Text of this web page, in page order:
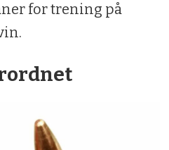
for trening på